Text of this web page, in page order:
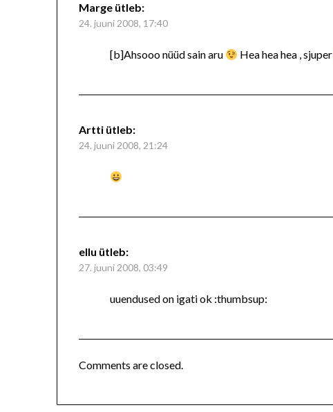
Marge ütleb:
24. juuni 2008, 17:40
[b]Ahsooo nüüd sain aru Hea hea hea , sjuper
Artti ütleb:
24. juuni 2008, 21:24
ellu ütleb:
27. juuni 2008, 03:49
uuendused on igati ok :thumbsup:
Comments are closed.